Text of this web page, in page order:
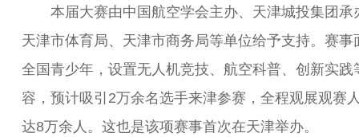
本届大赛由中国航空学会主办、天津城投集团承
天津市体育局、天津市商务局等单位给予支持。赛事
全国青少年，设置无人机竞技、航空科普、创新实践
容，预计吸引2万余名选手来津参赛，全程观展观赛
达8万余人。这也是该项赛事首次在天津举办。